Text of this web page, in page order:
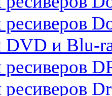
DVD и Blu-